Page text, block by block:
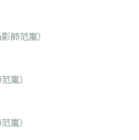
師范嵐）
嵐）
嵐）